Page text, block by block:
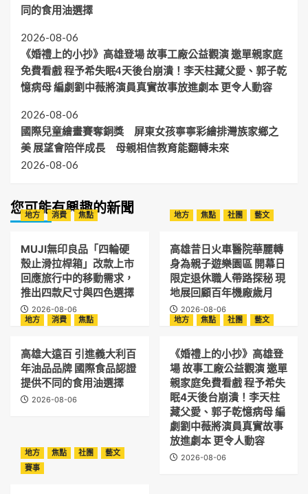
同的食用油選擇
2026-08-06
《婚禮上的小抄》高雄登場 故事工廠公益觀演 邀單親家庭
免費看戲 程予希失眠4天後台崩潰！李天柱藏父愛、郭子乾
憶病母 編劇劉中薇將演員真實故事放進劇本 更令人動容
2026-08-06
國際兒童繪畫賽奪銅獎 屏東女孩寧寧彩繪排灣族家鄉之
美 展望會陪伴成長 母親相信教育能翻轉未來
2026-08-06
您可能有興趣的新聞
地方 消費 焦點
MUJI無印良品「四輪硬
殼止滑拉桿箱」改款上市
回應旅行中的移動需求，
推出四款尺寸與四色選擇
2026-08-06
地方 焦點 社團 藝文
高雄昔日火車醫院華麗轉
身為親子遊樂園區 開幕日
限定退休職人帶路探秘 現
地展回顧百年機廠歲月
2026-08-06
地方
消費 焦點
高雄大遠百 引進義大利百
年油品品牌 國際食品認證
提供不同的食用油選擇
2026-08-06
地方 焦點 社團 藝文
《婚禮上的小抄》高雄登
場 故事工廠公益觀演 邀單
親家庭免費看戲 程予希失
眠4天後台崩潰！李天柱
藏父愛、郭子乾憶病母 編
劇劉中薇將演員真實故事
放進劇本 更令人動容
2026-08-06
地方 焦點 社團
藝文
賽事